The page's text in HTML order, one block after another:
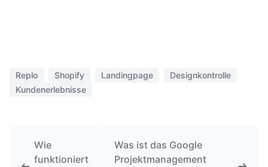
Replo Shopify Landingpage
Designkontrolle
Kundenerlebnisse
Wie
funktioniert
Was ist das Google
Projektmanagement